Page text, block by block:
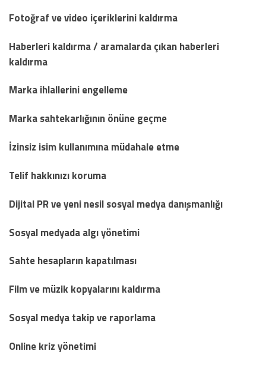
Fotoğraf ve video içeriklerini kaldırma
Haberleri kaldırma / aramalarda çıkan haberleri
kaldırma
Marka ihlallerini engelleme
Marka sahtekarlığının önüne geçme
İzinsiz isim kullanımına müdahale etme
Telif hakkınızı koruma
Dijital PR ve yeni nesil sosyal medya danışmanlığı
Sosyal medyada algı yönetimi
Sahte hesapların kapatılması
Film ve müzik kopyalarını kaldırma
Sosyal medya takip ve raporlama
Online kriz yönetimi